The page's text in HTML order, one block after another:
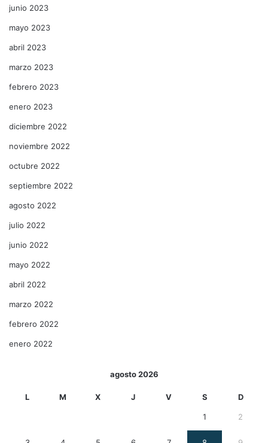
junio 2023
mayo 2023
abril 2023
marzo 2023
febrero 2023
enero 2023
diciembre 2022
noviembre 2022
octubre 2022
septiembre 2022
agosto 2022
julio 2022
junio 2022
mayo 2022
abril 2022
marzo 2022
febrero 2022
enero 2022
agosto 2026
L M X J V S D
1 2